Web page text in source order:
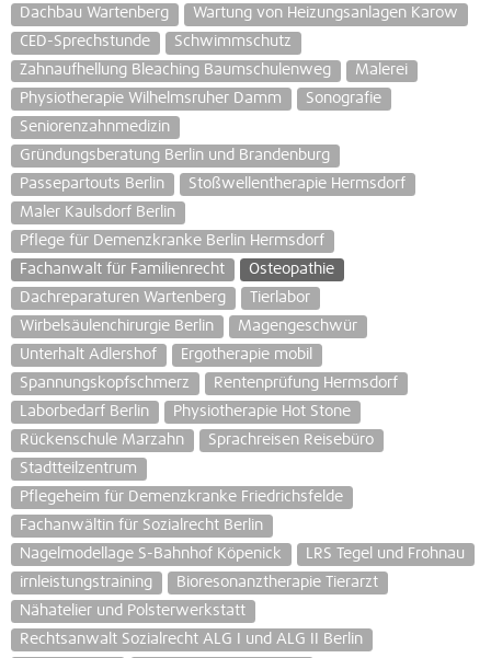
Dachbau Wartenberg
Wartung von Heizungsanlagen Karow
CED-Sprechstunde
Schwimmschutz
Zahnaufhellung Bleaching Baumschulenweg
Malerei
Physiotherapie Wilhelmsruher Damm
Sonografie
Seniorenzahnmedizin
Gründungsberatung Berlin und Brandenburg
Passepartouts Berlin
Stoßwellentherapie Hermsdorf
Maler Kaulsdorf Berlin
Pflege für Demenzkranke Berlin Hermsdorf
Fachanwalt für Familienrecht
Osteopathie
Dachreparaturen Wartenberg
Tierlabor
Wirbelsäulenchirurgie Berlin
Magengeschwür
Unterhalt Adlershof
Ergotherapie mobil
Spannungskopfschmerz
Rentenprüfung Hermsdorf
Laborbedarf Berlin
Physiotherapie Hot Stone
Rückenschule Marzahn
Sprachreisen Reisebüro
Stadtteilzentrum
Pflegeheim für Demenzkranke Friedrichsfelde
Fachanwältin für Sozialrecht Berlin
Nagelmodellage S-Bahnhof Köpenick
LRS Tegel und Frohnau
irnleistungstraining
Bioresonanztherapie Tierarzt
Nähatelier und Polsterwerkstatt
Rechtsanwalt Sozialrecht ALG I und ALG II Berlin